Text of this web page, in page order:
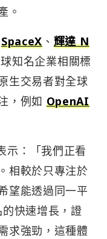
。
SpaceX 、 輝達 N
知名企業相關標
生交易者對全球
，例如 OpenAI
：「我們正看
相較於只專注於
望能透過同一平
快速增長，證
求強勁，這種體